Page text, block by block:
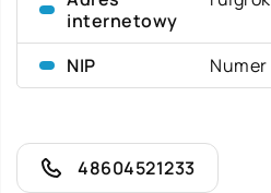
internetowy
NIP Numer
48604521233